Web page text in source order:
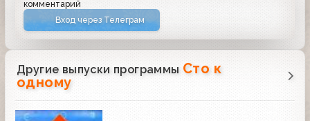
комментарий
Вход через Телеграм
Другие выпуски программы Сто к
одному